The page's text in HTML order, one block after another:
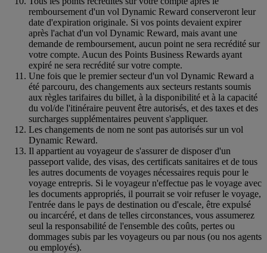
remboursement d'un vol Dynamic Reward conserveront leur
date d'expiration originale. Si vos points devaient expirer
après l'achat d'un vol Dynamic Reward, mais avant une
demande de remboursement, aucun point ne sera recrédité sur
votre compte. Aucun des Points Business Rewards ayant
expiré ne sera recrédité sur votre compte.
Une fois que le premier secteur d'un vol Dynamic Reward a
été parcouru, des changements aux secteurs restants soumis
aux règles tarifaires du billet, à la disponibilité et à la capacité
du vol/de l'itinéraire peuvent être autorisés, et des taxes et des
surcharges supplémentaires peuvent s'appliquer.
Les changements de nom ne sont pas autorisés sur un vol
Dynamic Reward.
Il appartient au voyageur de s'assurer de disposer d'un
passeport valide, des visas, des certificats sanitaires et de tous
les autres documents de voyages nécessaires requis pour le
voyage entrepris. Si le voyageur n'effectue pas le voyage avec
les documents appropriés, il pourrait se voir refuser le voyage,
l'entrée dans le pays de destination ou d'escale, être expulsé
ou incarcéré, et dans de telles circonstances, vous assumerez
seul la responsabilité de l'ensemble des coûts, pertes ou
dommages subis par les voyageurs ou par nous (ou nos agents
ou employés).